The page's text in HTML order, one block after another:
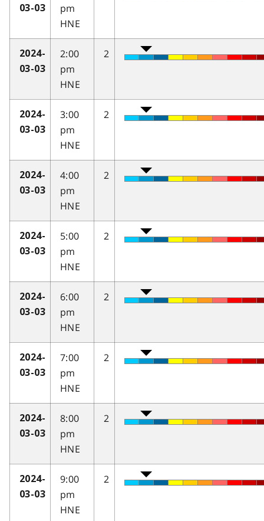
03-03
pm
HNE
2024-
03-03
2:00
pm
HNE
2
2024-
03-03
3:00
pm
HNE
2
2024-
03-03
4:00
pm
HNE
2
2024-
03-03
5:00
pm
HNE
2
2024-
03-03
6:00
pm
HNE
2
2024-
03-03
7:00
pm
HNE
2
2024-
03-03
8:00
pm
HNE
2
2024-
03-03
9:00
pm
HNE
2